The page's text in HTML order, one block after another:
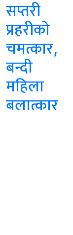
सप्तरी
प्रहरीको
चमत्कार,
बन्दी
महिला
बलात्कार